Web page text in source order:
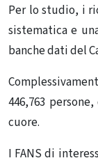
Per lo studio, i
sistematica e
banche dati del
446,763
cuore.
I FANS di